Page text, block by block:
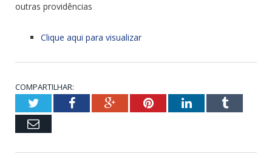
outras providências
Clique aqui para visualizar
COMPARTILHAR:
TwitterFacebookGoogle+PinterestLinkedInTumblr
Email